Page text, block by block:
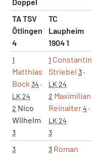
TA TSV
Ötlingen
4
TC
Laupheim
1904 1
1
Matthias
Bock 34 ·
LK 24
2 Nico
Wilhelm
3
1 Constantin
Striebel 3·
LK 24
2 Maximilian
Reinalter4 ·
LK 24
3
3 3 Roman